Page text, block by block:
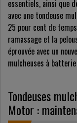
essentiels, ainsi que
avec une tondeuse
25 pour cent de
ramassage et la
éprouvée avec un
mulcheuses à
Tondeuses
Motor :